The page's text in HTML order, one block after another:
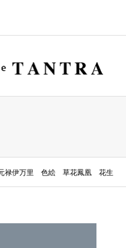
禄伊万里 色絵 草花鳳凰 花生